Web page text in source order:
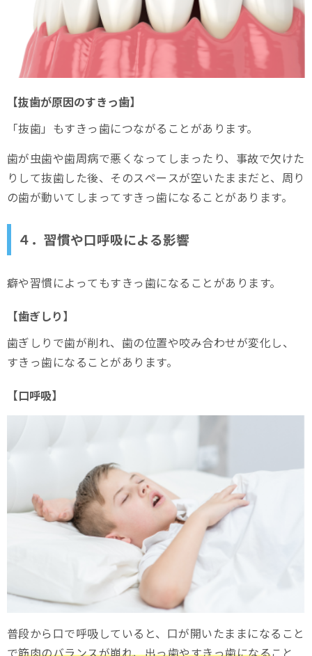
【抜歯が原因のすきっ歯】
「抜歯」もすきっ歯につながることがあります。
歯が虫歯や歯周病で悪くなってしまったり、事故で欠けた
りして抜歯した後、そのスペースが空いたままだと、周り
の歯が動いてしまってすきっ歯になることがあります。
４．習慣や口呼吸による影響
癖や習慣によってもすきっ歯になることがあります。
【歯ぎしり】
歯ぎしりで歯が削れ、歯の位置や咬み合わせが変化し、
すきっ歯になることがあります。
【口呼吸】
普段から口で呼吸していると、口が開いたままになること
で筋肉のバランスが崩れ、出っ歯やすきっ歯になること